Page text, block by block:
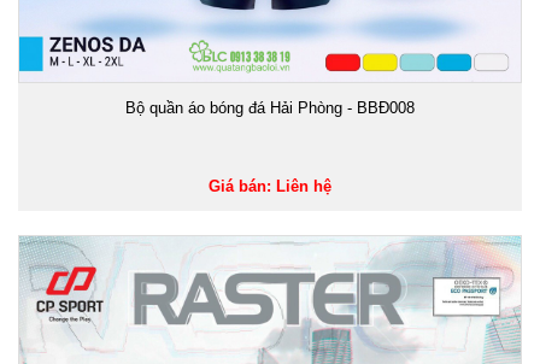
Bộ quần áo bóng đá Hải Phòng - BBĐ008
Giá bán: Liên hệ